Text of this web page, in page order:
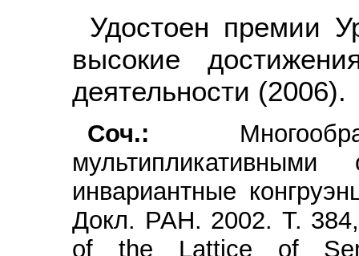
Удостоен премии
высокие
деятельности (2006).
Соч.:
инвариантные
Докл. РАН. 2002. Т.
of the Lattice of